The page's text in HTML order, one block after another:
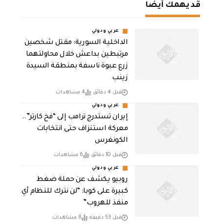
قد يهمك أيضا
عربي ودولي
الداخلية السورية: مقتل شخصين
مرتبطين بداعش خلال محاولتهما
زرع عبوة ناسفة بمنطقة السيدة
زينب
قبل 4 دقائق 4 مشاهدات
عربي ودولي
إيران تستدرج ترامب إلى “فخ كارتر”..
معركة استنزاف حتى انتخابات
الكونغرس
قبل 10 دقائق 6 مشاهدات
عربي ودولي
روبيو يكشف عن حملة ضغط
كبيرة على كوبا: “لن نترك للنظام أي
منفذ للهروب”
قبل 53 دقيقة 8 مشاهدات